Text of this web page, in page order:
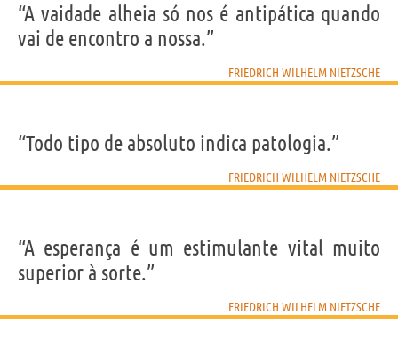
LIVROS DE FRIEDRICH WILHELM NIETZSCHE
Assim falava...
445EM PORTUGUÊS
“Eu adoro queijo.”
“A vaidade alheia só nos é antipática quando
vai de encontro a nossa.”
FRIEDRICH WILHELM NIETZSCHE
“Todo tipo de absoluto indica patologia.”
FRIEDRICH WILHELM NIETZSCHE
“A esperança é um estimulante vital muito
superior à sorte.”
FRIEDRICH WILHELM NIETZSCHE